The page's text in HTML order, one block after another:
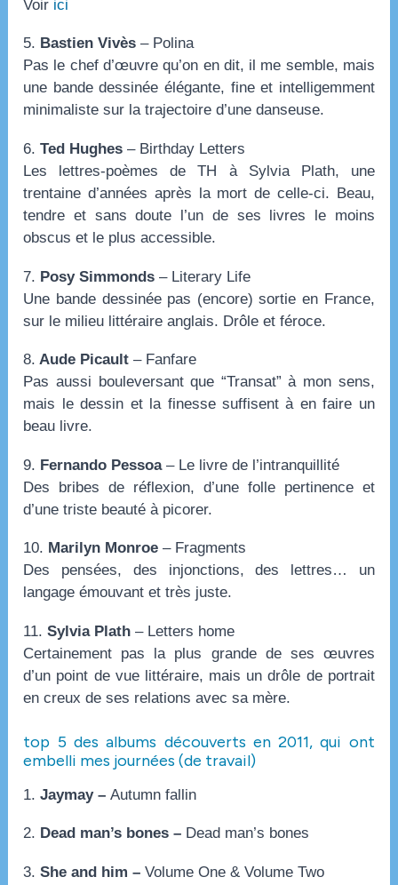
Voir ici
5. Bastien Vivès – Polina
Pas le chef d’œuvre qu’on en dit, il me semble, mais
une bande dessinée élégante, fine et intelligemment
minimaliste sur la trajectoire d’une danseuse.
6. Ted Hughes – Birthday Letters
Les lettres-poèmes de TH à Sylvia Plath, une
trentaine d’années après la mort de celle-ci. Beau,
tendre et sans doute l’un de ses livres le moins
obscus et le plus accessible.
7. Posy Simmonds – Literary Life
Une bande dessinée pas (encore) sortie en France,
sur le milieu littéraire anglais. Drôle et féroce.
8. Aude Picault – Fanfare
Pas aussi bouleversant que “Transat” à mon sens,
mais le dessin et la finesse suffisent à en faire un
beau livre.
9. Fernando Pessoa– Le livre de l’intranquillité
Des bribes de réflexion, d’une folle pertinence et
d’une triste beauté à picorer.
10. Marilyn Monroe – Fragments
Des pensées, des injonctions, des lettres… un
langage émouvant et très juste.
11. Sylvia Plath – Letters home
Certainement pas la plus grande de ses œuvres
d’un point de vue littéraire, mais un drôle de portrait
en creux de ses relations avec sa mère.
top 5 des albums découverts en 2011, qui ont
embelli mes journées (de travail)
1.Jaymay –Autumn fallin
2. Dead man’s bones – Dead man’s bones
3.She and him –Volume One & Volume Two